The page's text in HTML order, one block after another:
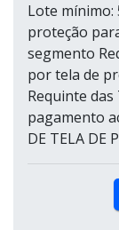
Lote mínimo:
proteção
segmento
por tela de
Requinte
pagamento
DE TELA DE